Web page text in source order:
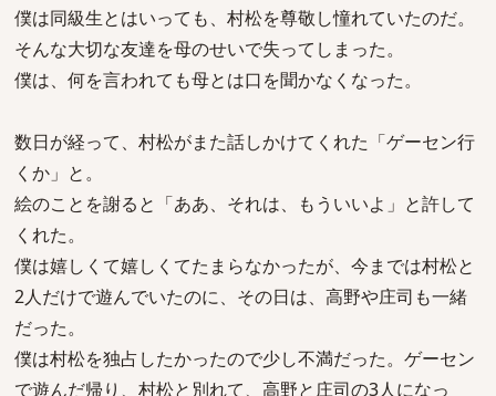
僕は同級生とはいっても、村松を尊敬し憧れていたのだ。
そんな大切な友達を母のせいで失ってしまった。
僕は、何を言われても母とは口を聞かなくなった。
数日が経って、村松がまた話しかけてくれた「ゲーセン行
くか」と。
絵のことを謝ると「ああ、それは、もういいよ」と許して
くれた。
僕は嬉しくて嬉しくてたまらなかったが、今までは村松と
2人だけで遊んでいたのに、その日は、高野や庄司も一緒
だった。
僕は村松を独占したかったので少し不満だった。ゲーセン
で遊んだ帰り、村松と別れて、高野と庄司の3人になっ